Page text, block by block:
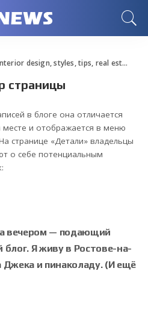
CaliforniaRent - renovation, interior design, styles, tips, real estate
страницы
в блоге она отличается
и отображается в меню
странице «Детали» владельцы
о себе потенциальным
вечером — подающий
Я живу в Ростове-на-
Джека и пинаколаду. (И ещё